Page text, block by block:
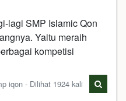
lagi SMP Islamic Qon
Yaitu meraih
kompetisi
iqon - Dilihat 1924 kali